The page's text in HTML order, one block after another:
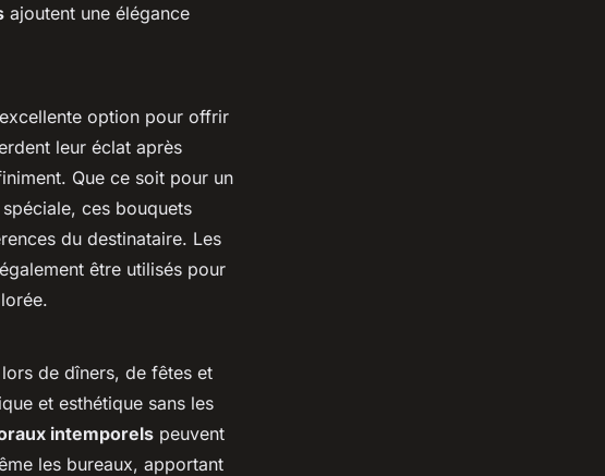
ajoutent une élégance
option pour offrir
leur éclat après
Que ce soit pour un
ces bouquets
du destinataire. Les
être utilisés pour
lors de dîners, de fêtes et
et esthétique sans les
intemporels peuvent
les bureaux, apportant